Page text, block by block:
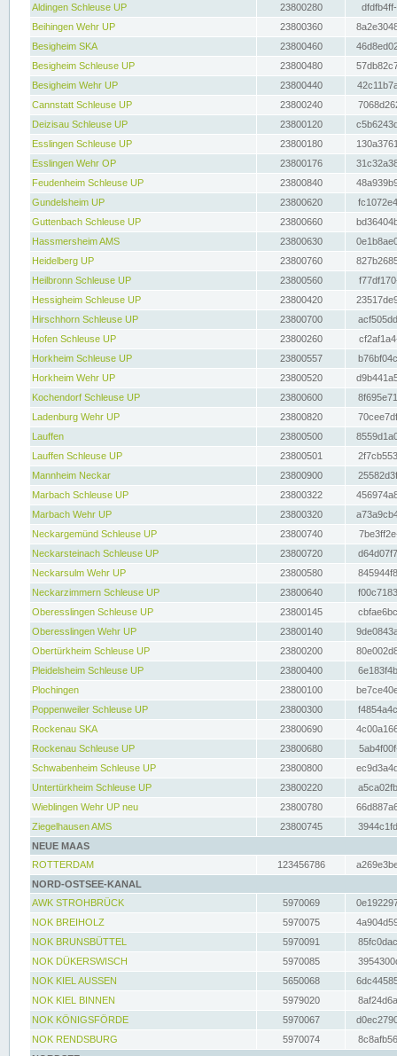
Aldingen Schleuse UP
23800280
Beihingen Wehr UP
23800360
Besigheim SKA
23800460
Besigheim Schleuse UP
23800480
Besigheim Wehr UP
23800440
Cannstatt Schleuse UP
23800240
Deizisau Schleuse UP
23800120
Esslingen Schleuse UP
23800180
Esslingen Wehr OP
23800176
Feudenheim Schleuse UP
23800840
Gundelsheim UP
23800620
Guttenbach Schleuse UP
23800660
Hassmersheim AMS
23800630
Heidelberg UP
23800760
Heilbronn Schleuse UP
23800560
Hessigheim Schleuse UP
23800420
Hirschhorn Schleuse UP
23800700
Hofen Schleuse UP
23800260
Horkheim Schleuse UP
23800557
Horkheim Wehr UP
23800520
Kochendorf Schleuse UP
23800600
Ladenburg Wehr UP
23800820
Lauffen
23800500
Lauffen Schleuse UP
23800501
Mannheim Neckar
23800900
Marbach Schleuse UP
23800322
Marbach Wehr UP
23800320
Neckargemünd Schleuse UP
23800740
Neckarsteinach Schleuse UP
23800720
Neckarsulm Wehr UP
23800580
Neckarzimmern Schleuse UP
23800640
Oberesslingen Schleuse UP
23800145
Oberesslingen Wehr UP
23800140
Obertürkheim Schleuse UP
23800200
Pleidelsheim Schleuse UP
23800400
Plochingen
23800100
Poppenweiler Schleuse UP
23800300
Rockenau SKA
23800690
Rockenau Schleuse UP
23800680
Schwabenheim Schleuse UP
23800800
Untertürkheim Schleuse UP
23800220
Wieblingen Wehr UP neu
23800780
Ziegelhausen AMS
23800745
NEUE MAAS
ROTTERDAM
123456786
NORD-OSTSEE-KANAL
AWK STROHBRÜCK
5970069
NOK BREIHOLZ
5970075
NOK BRUNSBÜTTEL
5970091
NOK DÜKERSWISCH
5970085
NOK KIEL AUSSEN
5650068
NOK KIEL BINNEN
5979020
NOK KÖNIGSFÖRDE
5970067
NOK RENDSBURG
5970074